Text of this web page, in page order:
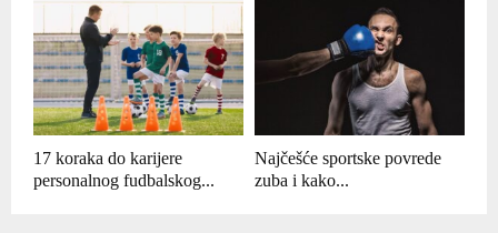
17 koraka do karijere
personalnog fudbalskog...
Najčešće sportske povrede
zuba i kako...